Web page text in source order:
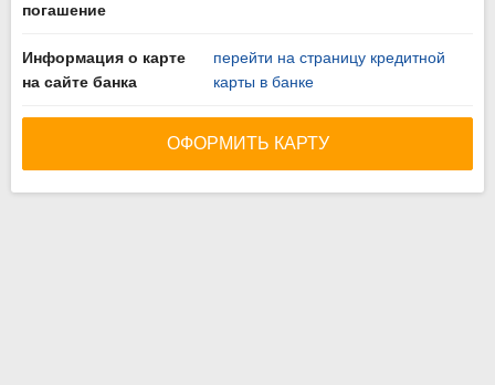
погашение
Информация о карте
на сайте банка
перейти на страницу кредитной
карты в банке
ОФОРМИТЬ КАРТУ